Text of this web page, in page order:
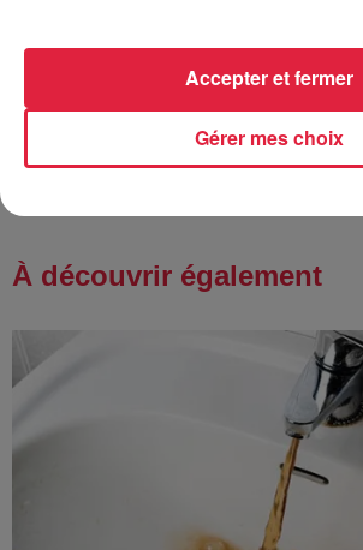
6 août 2026
Au zoo de
À découvrir également
Gérer mes choix
Accepter et fermer